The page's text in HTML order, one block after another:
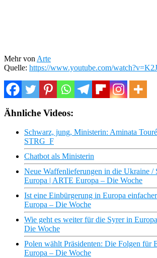
Mehr von Arte
Quelle: https://www.youtube.com/
Ähnliche Videos:
Schwarz, jung, Ministerin: Aminata
STRG_F
Chatbot als Ministerin
Neue Waffenlieferungen in die Ukraine /
Europa | ARTE Europa – Die Woche
Ist eine Einbürgerung in Europa
Europa – Die Woche
Wie geht es weiter für die Syrer in
Die Woche
Polen wählt Präsidenten: Die Folgen für
Europa – Die Woche